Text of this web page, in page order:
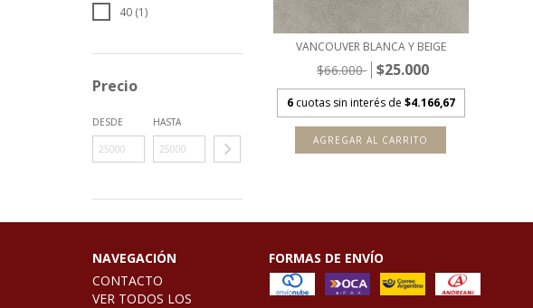
40 (1)
Precio
DESDE HASTA
VANCOUVER BLANCA Y BEIGE
$66.000 $25.000
6 cuotas sin interés de $4.166,67
AGREGAR AL CARRITO
NAVEGACIÓN
CONTACTO
VER TODOS LOS
FORMAS DE ENVÍO